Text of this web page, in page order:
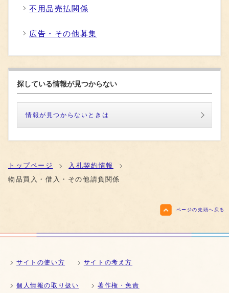
不用品売払関係
広告・その他募集
探している情報が見つからない
情報が見つからないときは
トップページ
入札契約情報
物品買入・借入・その他請負関係
ページの先頭へ戻る
サイトの使い方 サイトの考え方
個人情報の取り扱い 著作権・免責